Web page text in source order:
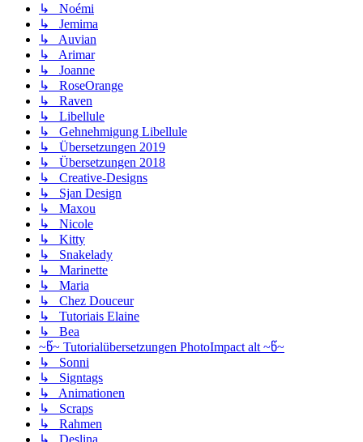
↳ Noémi
↳ Jemima
↳ Auvian
↳ Arimar
↳ Joanne
↳ RoseOrange
↳ Raven
↳ Libellule
↳ Gehnehmigung Libellule
↳ Übersetzungen 2019
↳ Übersetzungen 2018
↳ Creative-Designs
↳ Sjan Design
↳ Maxou
↳ Nicole
↳ Kitty
↳ Snakelady
↳ Marinette
↳ Maria
↳ Chez Douceur
↳ Tutoriais Elaine
↳ Bea
~წ~ Tutorialübersetzungen PhotoImpact alt ~წ~
↳ Sonni
↳ Signtags
↳ Animationen
↳ Scraps
↳ Rahmen
↳ Deslina